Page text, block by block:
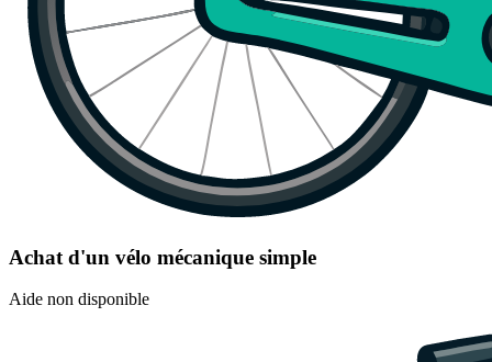
Achat d'un vélo mécanique simple
Aide non disponible